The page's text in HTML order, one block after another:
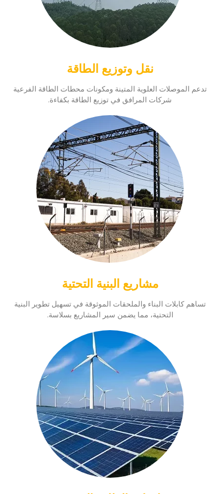
نقل وتوزيع الطاقة
تدعم الموصلات العلوية المتينة ومكونات محطات الطاقة الفرعية
شركات المرافق في توزيع الطاقة بكفاءة.
مشاريع البنية التحتية
تساهم كابلات البناء والملحقات الموثوقة في تسهيل تطوير البنية
التحتية، مما يضمن سير المشاريع بسلاسة.